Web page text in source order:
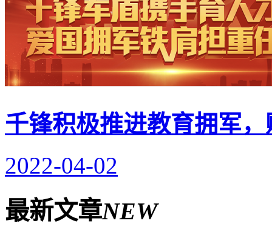
千锋积极推进教育拥军
2022-04-02
最新文章NEW